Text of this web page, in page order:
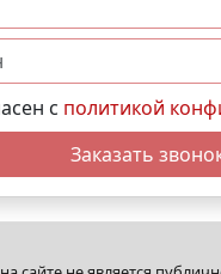
программ. N4484
с политикой
Заказать